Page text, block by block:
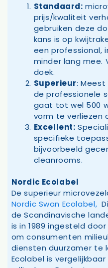
Standaard:
prijs/kwaliteit
gebruiken deze
kans is op
een professional,
minder lang mee.
doek.
Superieur:
de professionele
gaat tot wel 500
vorm te verliezen
Excellent:
specifieke
bijvoorbeeld
cleanrooms.
Nordic Ecolabel
De superieur
Nordic Swan Ecolabel,
de Scandinavische
is in 1989 ingesteld
om consumenten
diensten duurzamer te
Ecolabel is